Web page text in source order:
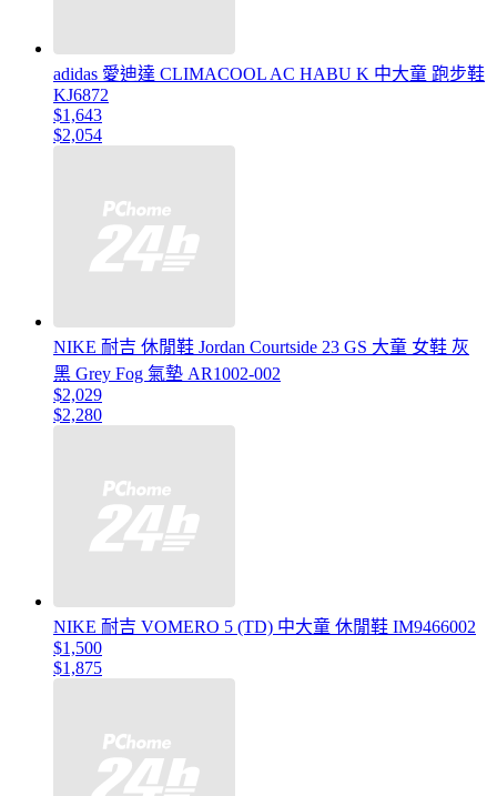
adidas 愛迪達 CLIMACOOL AC HABU K 中大童 跑步鞋
KJ6872
$1,643
$2,054
NIKE 耐吉 休閒鞋 Jordan Courtside 23 GS 大童 女鞋 灰
黑 Grey Fog 氣墊 AR1002-002
$2,029
$2,280
NIKE 耐吉 VOMERO 5 (TD) 中大童 休閒鞋 IM9466002
$1,500
$1,875